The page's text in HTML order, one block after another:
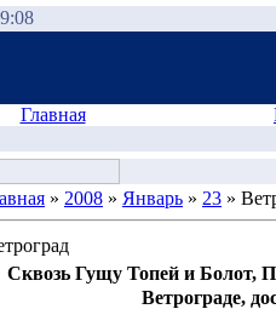
Главная
» 2008 » Январь » 23 »
Сквозь Гущу Топей и Болот,
Ветрограде,